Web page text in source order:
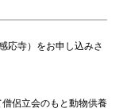
応寺）をお申し込みさ
侶立会のもと動物供養